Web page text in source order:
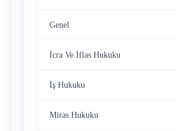
Genel
İcra Ve İflas Hukuku
İş Hukuku
Miras Hukuku